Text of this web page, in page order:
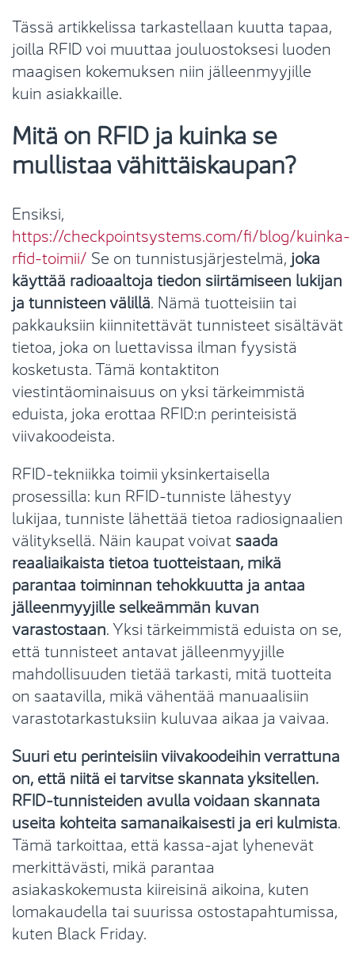
Tässä artikkelissa tarkastellaan kuutta tapaa,
joilla RFID voi muuttaa jouluostoksesi luoden
maagisen kokemuksen niin jälleenmyyjille
kuin asiakkaille.
Mitä on RFID ja kuinka se
mullistaa vähittäiskaupan?
Ensiksi,
https://checkpointsystems.com/fi/blog/kuinka-
rfid-toimii/ Se on tunnistusjärjestelmä, joka
käyttää radioaaltoja tiedon siirtämiseen lukijan
ja tunnisteen välillä. Nämä tuotteisiin tai
pakkauksiin kiinnitettävät tunnisteet sisältävät
tietoa, joka on luettavissa ilman fyysistä
kosketusta. Tämä kontaktiton
viestintäominaisuus on yksi tärkeimmistä
eduista, joka erottaa RFID:n perinteisistä
viivakoodeista.
RFID-tekniikka toimii yksinkertaisella
prosessilla: kun RFID-tunniste lähestyy
lukijaa, tunniste lähettää tietoa radiosignaalien
välityksellä. Näin kaupat voivatsaada
reaaliaikaista tietoa tuotteistaan, mikä
parantaa toiminnan tehokkuutta ja antaa
jälleenmyyjille selkeämmän kuvan
varastostaan. Yksi tärkeimmistä eduista on se,
että tunnisteet antavat jälleenmyyjille
mahdollisuuden tietää tarkasti, mitä tuotteita
on saatavilla, mikä vähentää manuaalisiin
varastotarkastuksiin kuluvaa aikaa ja vaivaa.
Suuri etu perinteisiin viivakoodeihin verrattuna
on, että niitä ei tarvitse skannata yksitellen.
RFID-tunnisteiden avulla voidaan skannata
useita kohteita samanaikaisesti ja eri kulmista.
Tämä tarkoittaa, että kassa-ajat lyhenevät
merkittävästi, mikä parantaa
asiakaskokemusta kiireisinä aikoina, kuten
lomakaudella tai suurissa ostostapahtumissa,
kuten Black Friday.